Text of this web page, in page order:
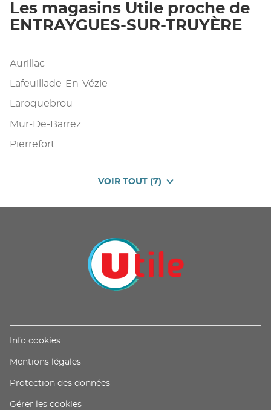
ENTRAYGUES-
SUR-
TRUYÈRE
Les magasins Utile proche de
ENTRAYGUES-SUR-TRUYÈRE
Aurillac
Lafeuillade-En-Vézie
Laroquebrou
Mur-De-Barrez
Pierrefort
VOIR TOUT (7)
DE
DE
U
PROXIMITÉ
UTILE
Info cookies(ouvre
une
fenêtre)
Mentions légales(ouvre
une
fenêtre)
Protection des données(ouvre
Gérer les cookies